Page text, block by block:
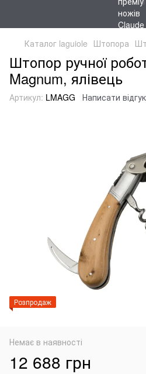
Каталог laguiole Штопора
Штопор ручної
Magnum, ялівець
Артикул: LMAGG Написати відгук
Розпродаж
Немає в наявності
12 688 грн